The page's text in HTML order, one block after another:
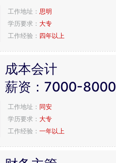
工作地址： 思明
学历要求： 大专
工作经验： 四年以上
成本会计
薪资： 7000-8000
工作地址： 同安
学历要求： 大专
工作经验： 一年以上